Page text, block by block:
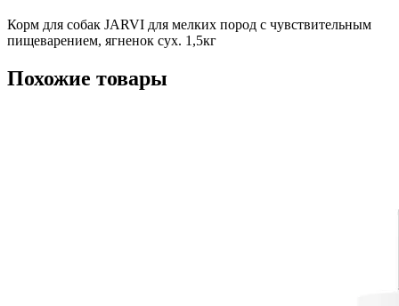
Корм для собак JARVI для мелких пород с чувствительным
пищеварением, ягненок сух. 1,5кг
Похожие товары